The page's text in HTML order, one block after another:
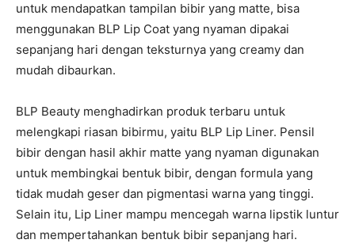
untuk mendapatkan tampilan bibir yang matte, bisa
menggunakan BLP Lip Coat yang nyaman dipakai
sepanjang hari dengan teksturnya yang creamy dan
mudah dibaurkan.
BLP Beauty menghadirkan produk terbaru untuk
melengkapi riasan bibirmu, yaitu BLP Lip Liner. Pensil
bibir dengan hasil akhir matte yang nyaman digunakan
untuk membingkai bentuk bibir, dengan formula yang
tidak mudah geser dan pigmentasi warna yang tinggi.
Selain itu, Lip Liner mampu mencegah warna lipstik luntur
dan mempertahankan bentuk bibir sepanjang hari.